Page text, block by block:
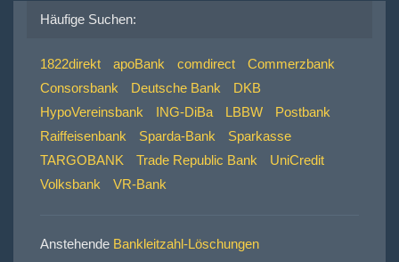
Häufige Suchen:
1822direkt apoBank comdirect
Commerzbank
Consorsbank
Deutsche Bank
DKB
HypoVereinsbank
ING-DiBa LBBW
Postbank
Raiffeisenbank
Sparda-Bank
Sparkasse
TARGOBANK
Trade Republic Bank
UniCredit
Volksbank
VR-Bank
Anstehende Bankleitzahl-Löschungen